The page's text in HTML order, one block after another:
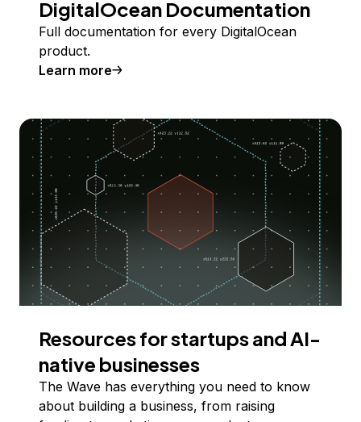
DigitalOcean Documentation
Full documentation for every DigitalOcean
product.
Learn more
Resources for startups and AI-
native businesses
The Wave has everything you need to know
about building a business, from raising